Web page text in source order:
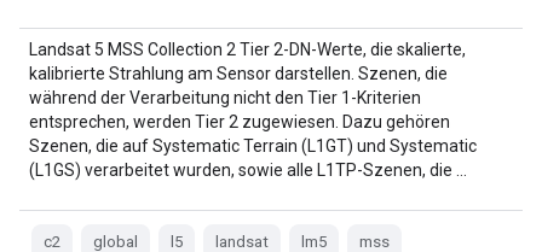
Landsat 5 MSS Collection 2 Tier 2-DN-Werte, die skalierte,
kalibrierte Strahlung am Sensor darstellen. Szenen, die
während der Verarbeitung nicht den Tier 1-Kriterien
entsprechen, werden Tier 2 zugewiesen. Dazu gehören
Szenen, die auf Systematic Terrain (L1GT) und Systematic
(L1GS) verarbeitet wurden, sowie alle L1TP-Szenen, die …
c2 global l5 landsat lm5 mss